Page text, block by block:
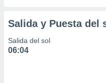
Salida y Puesta del
Salida del sol
06:04